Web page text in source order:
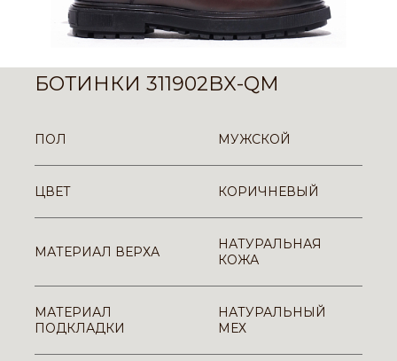
БОТИНКИ 311902BX-QM
ПОЛ МУЖСКОЙ
ЦВЕТ КОРИЧНЕВЫЙ
МАТЕРИАЛ ВЕРХА
НАТУРАЛЬНАЯ
КОЖА
МАТЕРИАЛ
ПОДКЛАДКИ
НАТУРАЛЬНЫЙ
МЕХ